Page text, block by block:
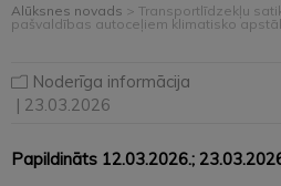
Alūksnes novads > Transportlīdzekļu
pašvaldības autoceļiem klimatisko
Noderīga informācija
| 23.03.2026
Papildināts 12.03.2026.;